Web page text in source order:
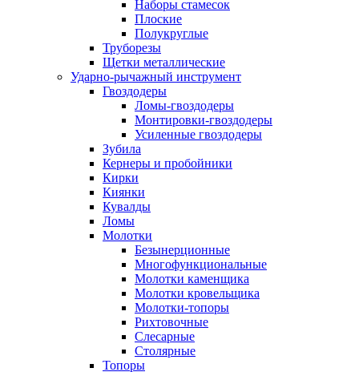
Наборы стамесок
Плоские
Полукруглые
Труборезы
Щетки металлические
Ударно-рычажный инструмент
Гвоздодеры
Ломы-гвоздодеры
Монтировки-гвоздодеры
Усиленные гвоздодеры
Зубила
Кернеры и пробойники
Кирки
Киянки
Кувалды
Ломы
Молотки
Безынерционные
Многофункциональные
Молотки каменщика
Молотки кровельщика
Молотки-топоры
Рихтовочные
Слесарные
Столярные
Топоры